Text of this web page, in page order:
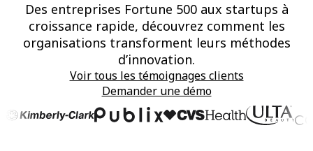
Télécharger les applications
Formats
Tableau blanc
Diagrammes
Kanban
Plannings
Enregistrement
Tables
Documents
Diapositives
Des entreprises Fortune 500 aux startups à
croissance rapide, découvrez comment les
organisations transforment leurs méthodes
d’innovation.
Voir tous les témoignages clients
Demander une démo
In 10 minutes
9 mois
Alignés à 100 %
3 fois plus rapide
60 % de plus
1 canevas Miro
50 % plus rapide
Réduction de 50 %